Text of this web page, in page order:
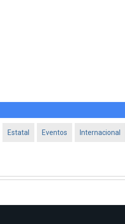
Estatal Eventos Internacional